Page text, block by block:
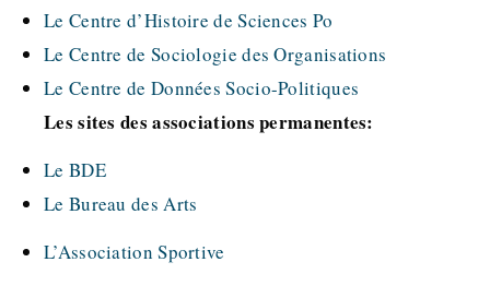
Le Centre d’Histoire de Sciences Po
Le Centre de Sociologie des Organisations
Le Centre de Données Socio-Politiques
Les sites des associations permanentes:
Le BDE
Le Bureau des Arts
L’Association Sportive